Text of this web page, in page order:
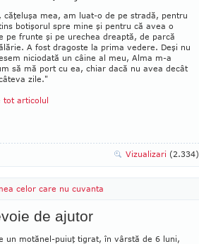
căţeluşa mea, am luat-o de pe stra­dă, pentru
botişorul spre mine şi pentru că avea o
pe frunte şi pe urechea dreaptă, de parcă
A fost dragoste la prima vedere. Deşi nu
niciodată un câine al meu, Alma m-a
să mă port cu ea, chiar dacă nu avea decât
zile."
tot articolul
Vizualizari (2.334)
celor care nu cuvanta
de ajutor
un motănel-puiuţ tigrat, în vârstă de 6 luni,